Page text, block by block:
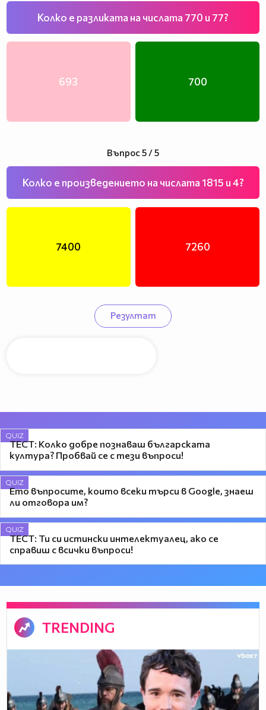
Колко е разликата на числата 770 и 77?
693 700
Въпрос 5 / 5
Колко е произведението на числата 1815 и 4?
7400 7260
Резултат
QUIZ
ТЕСТ: Колко добре познаваш българската
култура? Пробвай се с тези въпроси!
QUIZ
Ето въпросите, които всеки търси в Google, знаеш
ли отговора им?
QUIZ
ТЕСТ: Ти си истински интелектуалец, ако се
справиш с всички въпроси!
TRENDING